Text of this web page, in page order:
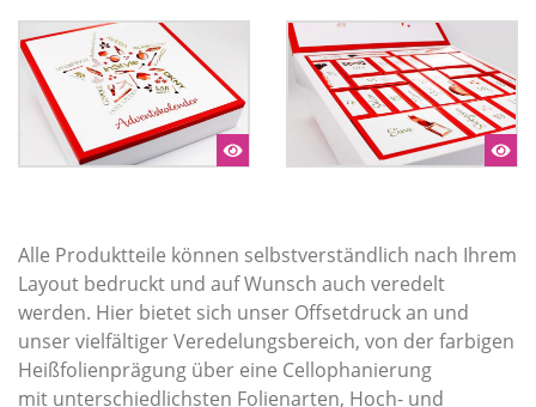
Alle Produktteile können selbstverständlich nach Ihrem
Layout bedruckt und auf Wunsch auch veredelt
werden. Hier bietet sich unser Offsetdruck an und
unser vielfältiger Veredelungsbereich, von der farbigen
Heißfolienprägung über eine Cellophanierung
mit unterschiedlichsten Folienarten, Hoch- und